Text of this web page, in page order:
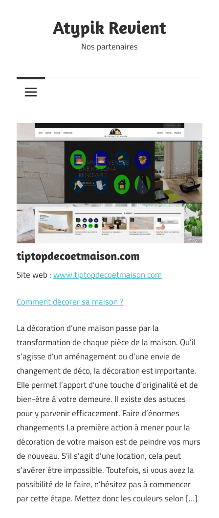
Atypik Revient
Nos partenaires
tiptopdecoetmaison.com
Site web :www.tiptopdecoetmaison.com
Comment décorer sa maison ?
La décoration d’une maison passe par la
transformation de chaque pièce de la maison. Qu’il
s’agisse d’un aménagement ou d’une envie de
changement de déco, la décoration est importante.
Elle permet l’apport d’une touche d’originalité et de
bien-être à votre demeure. Il existe des astuces
pour y parvenir efficacement. Faire d’énormes
changements La première action à mener pour la
décoration de votre maison est de peindre vos murs
de nouveau. S’il s’agit d’une location, cela peut
s’avérer être impossible. Toutefois, si vous avez la
possibilité de le faire, n’hésitez pas à commencer
par cette étape. Mettez donc les couleurs selon […]